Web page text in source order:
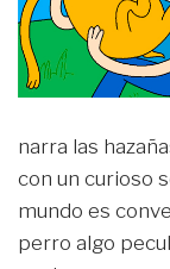
narra las
con un curioso
mundo es
perro algo